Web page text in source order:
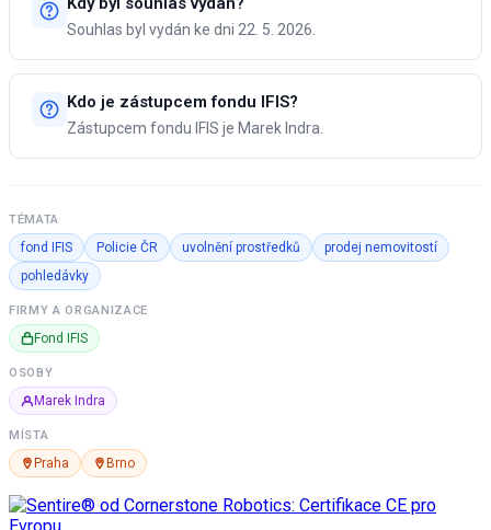
Souhlas byl vydán ke dni 22. 5. 2026.
Kdo je zástupcem fondu IFIS?
Zástupcem fondu IFIS je Marek Indra.
TÉMATA
fond IFIS Policie ČR uvolnění prostředků
prodej nemovitostí
pohledávky
FIRMY A ORGANIZACE
Fond IFIS
OSOBY
Marek Indra
MÍSTA
Praha Brno